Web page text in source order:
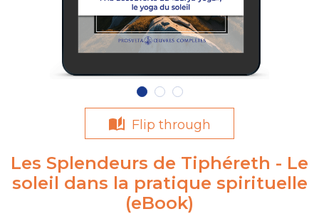
Flip through
Les Splendeurs de Tiphéreth - Le
soleil dans la pratique spirituelle
(eBook)